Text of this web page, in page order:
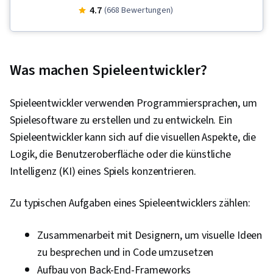
Entwurfsdokumente, Entwicklung von
Plattformübergreifende Entwicklung, 3D-
Benutzerfreundliches Design,
Benutzeroberfläche (UI) Design, Software-
Dokumentation, Peer Review, 3D-Modellierung,
Benutzeroberfläche (UI), Spiel-Design,
Animation und Spieldesign, Design erleben,
Programmierung (OOP), Digitale
Veröffentlichung, Animationen, Kreativität,
Skripting, Ideenfindung, Prüfung der
Benutzerfreundlichkeit, Grundsätze der
4.7 (668 Bewertungen)
Was machen Spieleentwickler?
Spieleentwickler verwenden Programmiersprachen, um
Spielesoftware zu erstellen und zu entwickeln. Ein
Spieleentwickler kann sich auf die visuellen Aspekte, die
Logik, die Benutzeroberfläche oder die künstliche
Intelligenz (KI) eines Spiels konzentrieren.
Zu typischen Aufgaben eines Spieleentwicklers zählen:
Zusammenarbeit mit Designern, um visuelle Ideen
zu besprechen und in Code umzusetzen
Aufbau von Back-End-Frameworks